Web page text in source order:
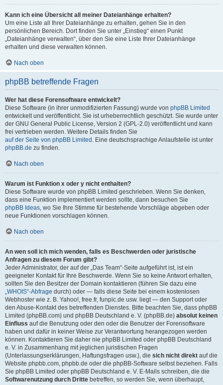
Kann ich eine Übersicht all meiner Dateianhänge erhalten?
Um eine Liste all Ihrer Dateianhänge zu erhalten, gehen Sie in den
persönlichen Bereich. Dort finden Sie unter „Einstieg“ einen Punkt
„Dateianhänge verwalten“, über den Sie eine Liste Ihrer Dateianhänge
erhalten und diese verwalten können.
Nach oben
phpBB betreffende Fragen
Wer hat diese Forensoftware entwickelt?
Diese Software (in ihrer unmodifizierten Fassung) wurde von phpBB Limited
entwickelt und veröffentlicht. Sie ist urheberrechtlich geschützt. Sie wurde unter
der GNU General Public License, Version 2 (GPL-2.0) veröffentlicht und kann
frei vertrieben werden. Weitere Details finden Sie
auf der Seite von phpBB Limited . Eine deutschsprachige Anlaufstelle ist unter
phpBB.de zu finden.
Nach oben
Warum ist Funktion x oder y nicht enthalten?
Diese Software wurde von phpBB Limited geschrieben. Wenn Sie denken,
dass eine Funktion implementiert werden sollte, dann besuchen Sie
phpBB Ideas, wo Sie Ihre Stimme für bestehende Vorschläge abgeben oder
neue Funktionen vorschlagen können.
Nach oben
An wen soll ich mich wenden, falls es Beschwerden oder juristische
Anfragen zu diesem Forum gibt?
Jeder Administrator, der auf der „Das Team“-Seite aufgeführt ist, ist ein
geeigneter Kontakt für Ihre Beschwerde. Wenn Sie so keine Antwort erhalten,
sollten Sie den Besitzer der Domain kontaktieren (führen Sie dazu eine
„WHOIS“-Abfrage durch) oder — falls diese Seite bei einem kostenlosen
Webhoster wie z. B. Yahoo!, free.fr, funpic.de usw. liegt — den Support oder
den Abuse-Kontakt des betreffenden Dienstes. Bitte beachten Sie, dass phpBB
Limited (phpBB.com) und phpBB Deutschland e. V. (phpBB.de) absolut keinen
Einfluss auf die Benutzung oder den oder die Benutzer der Forensoftware
haben und dafür in keiner Weise zur Verantwortung herangezogen werden
können. Kontaktieren Sie daher nie phpBB Limited oder phpBB Deutschland
e. V. in Zusammenhang mit jeglichen juristischen Fragen
(Unterlassungserklärungen, Haftungsfragen usw.), die sich nicht direkt auf die
Website phpbb.com, phpbb.de oder die phpBB-Software selbst beziehen. Falls
Sie phpBB Limited oder phpBB Deutschland e. V. E-Mails schreiben, die die
Softwarenutzung durch Dritte betreffen, so werden Sie, wenn überhaupt,